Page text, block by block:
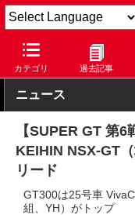
カテゴリ 過去記事
Car Watch モータース
ニュース
【SUPER GT 第
KEIHIN NSX-GT
リード
GT300は25号車
組、YH）がトップ